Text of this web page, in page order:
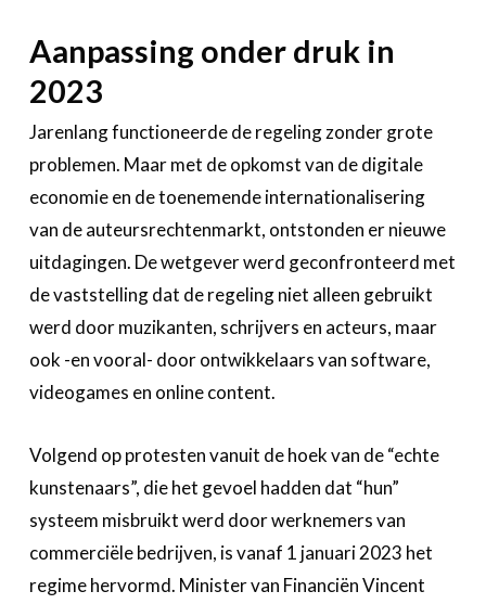
Aanpassing onder druk in
2023
Jarenlang functioneerde de regeling zonder grote
problemen. Maar met de opkomst van de digitale
economie en de toenemende internationalisering
van de auteursrechtenmarkt, ontstonden er nieuwe
uitdagingen. De wetgever werd geconfronteerd met
de vaststelling dat de regeling niet alleen gebruikt
werd door muzikanten, schrijvers en acteurs, maar
ook -en vooral- door ontwikkelaars van software,
videogames en online content.
Volgend op protesten vanuit de hoek van de “echte
kunstenaars”, die het gevoel hadden dat “hun”
systeem misbruikt werd door werknemers van
commerciële bedrijven, is vanaf 1 januari 2023 het
regime hervormd. Minister van Financiën Vincent